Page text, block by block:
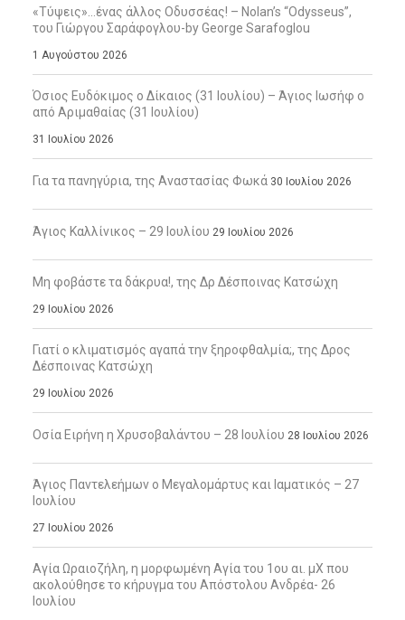
«Τύψεις»…ένας άλλος Οδυσσέας! – Nolan’s “Odysseus”,
του Γιώργου Σαράφογλου-by George Sarafoglou
1 Αυγούστου 2026
Όσιος Ευδόκιμος ο Δίκαιος (31 Ιουλίου) – Άγιος Ιωσήφ ο
από Αριμαθαίας (31 Ιουλίου)
31 Ιουλίου 2026
Για τα πανηγύρια, της Αναστασίας Φωκά 30 Ιουλίου 2026
Άγιος Καλλίνικος – 29 Ιουλίου 29 Ιουλίου 2026
Μη φοβάστε τα δάκρυα!, της Δρ Δέσποινας Κατσώχη
29 Ιουλίου 2026
Γιατί ο κλιματισμός αγαπά την ξηροφθαλμία;, της Δρος
Δέσποινας Κατσώχη
29 Ιουλίου 2026
Οσία Ειρήνη η Χρυσοβαλάντου – 28 Ιουλίου 28 Ιουλίου 2026
Άγιος Παντελεήμων ο Μεγαλομάρτυς και Ιαματικός – 27
Ιουλίου
27 Ιουλίου 2026
Αγία Ωραιοζήλη, η μορφωμένη Αγία του 1ου αι. μΧ που
ακολούθησε το κήρυγμα του Απόστολου Ανδρέα- 26
Ιουλίου